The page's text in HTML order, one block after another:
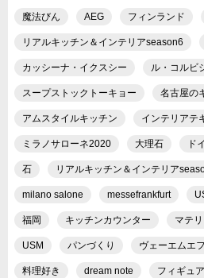
魔法びん AEG フィンランド
リアルキッチン＆インテリアseason6
カッシーナ・イクスシー ル・コルビ
スープストックトーキョー 名古屋の
アムスタイルキッチン インテリアテ
ミラノサローネ2020 大理石 ド
石 リアルキッチン＆インテリア
milano salone messefrankfurt
福岡 キッチンカウンター マテ
USM パンづくり ヴェーエムエフ
料理好き dream note フィギュ